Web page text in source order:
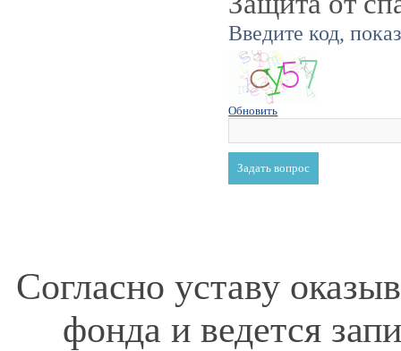
Введите код,
Обновить
Согласно уставу
фонда и ведется